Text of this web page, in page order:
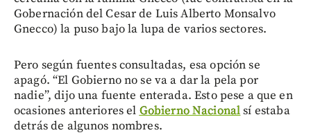
Gobernación del Cesar de Luis Alberto Monsalvo
Gnecco) la puso bajo la lupa de varios sectores.
Pero según fuentes consultadas, esa opción se
apagó. “El Gobierno no se va a dar la pela por
nadie”, dijo una fuente enterada. Esto pese a que en
ocasiones anteriores elGobierno Nacionalsí estaba
detrás de algunos nombres.